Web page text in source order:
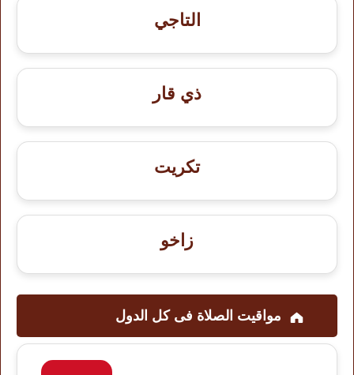
التاجي
ذي قار
تكريت
زاخو
مواقيت الصلاة فى کل الدول